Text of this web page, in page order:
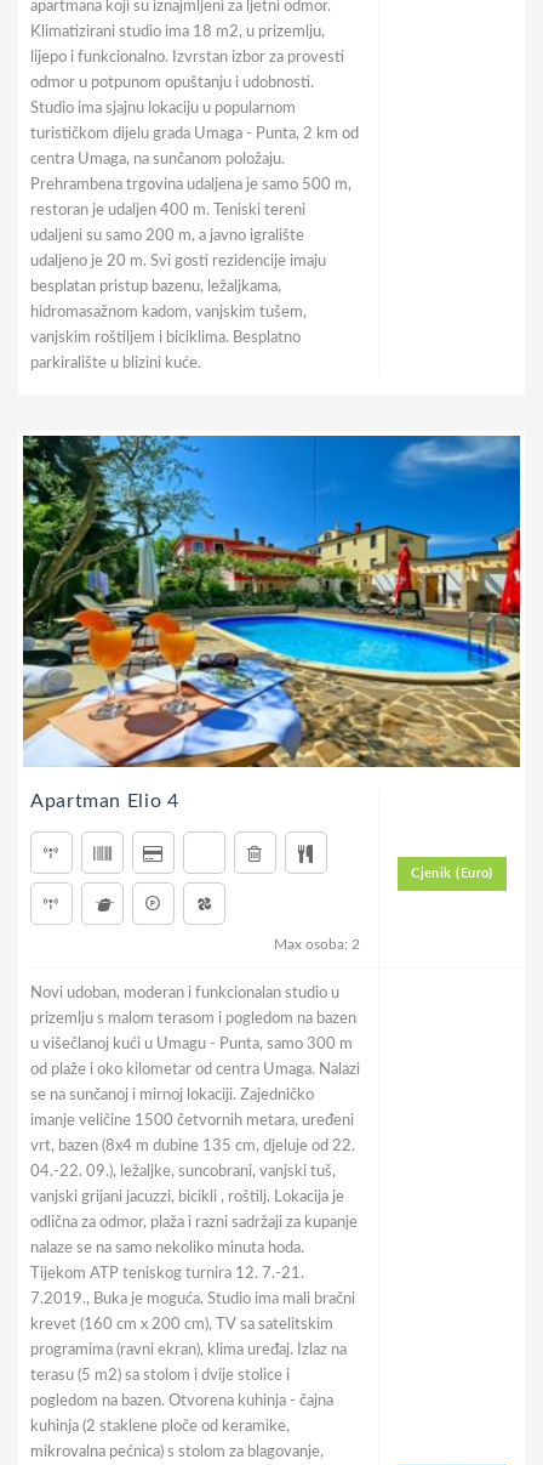
apartmana koji su iznajmljeni za ljetni odmor.
Klimatizirani studio ima 18 m2, u prizemlju,
lijepo i funkcionalno. Izvrstan izbor za provesti
odmor u potpunom opuštanju i udobnosti.
Studio ima sjajnu lokaciju u popularnom
turističkom dijelu grada Umaga - Punta, 2 km od
centra Umaga, na sunčanom položaju.
Prehrambena trgovina udaljena je samo 500 m,
restoran je udaljen 400 m. Teniski tereni
udaljeni su samo 200 m, a javno igralište
udaljeno je 20 m. Svi gosti rezidencije imaju
besplatan pristup bazenu, ležaljkama,
hidromasažnom kadom, vanjskim tušem,
vanjskim roštiljem i biciklima. Besplatno
parkiralište u blizini kuće.
Apartman Elio 4
Max osoba: 2
Cjenik (Euro)
Novi udoban, moderan i funkcionalan studio u
prizemlju s malom terasom i pogledom na bazen
u višečlanoj kući u Umagu - Punta, samo 300 m
od plaže i oko kilometar od centra Umaga. Nalazi
se na sunčanoj i mirnoj lokaciji. Zajedničko
imanje veličine 1500 četvornih metara, uređeni
vrt, bazen (8x4 m dubine 135 cm, djeluje od 22.
04.-22. 09.), ležaljke, suncobrani, vanjski tuš,
vanjski grijani jacuzzi, bicikli , roštilj. Lokacija je
odlična za odmor, plaža i razni sadržaji za kupanje
nalaze se na samo nekoliko minuta hoda.
Tijekom ATP teniskog turnira 12. 7.-21.
7.2019., Buka je moguća. Studio ima mali bračni
krevet (160 cm x 200 cm), TV sa satelitskim
programima (ravni ekran), klima uređaj. Izlaz na
terasu (5 m2) sa stolom i dvije stolice i
pogledom na bazen. Otvorena kuhinja - čajna
kuhinja (2 staklene ploče od keramike,
mikrovalna pećnica) s stolom za blagovanje,